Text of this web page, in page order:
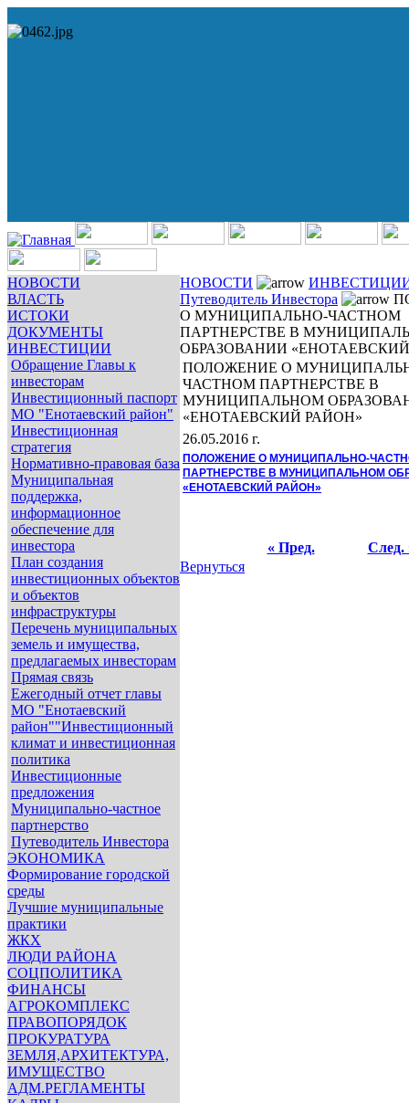
НОВОСТИ
ВЛАСТЬ
ИСТОКИ
ДОКУМЕНТЫ
ИНВЕСТИЦИИ
Обращение Главы к
инвесторам
Инвестиционный паспорт
МО "Енотаевский район"
Инвестиционная
стратегия
Нормативно-правовая база
Муниципальная
поддержка,
информационное
обеспечение для
инвестора
План создания
инвестиционных объектов
и объектов
инфраструктуры
Перечень муниципальных
земель и имущества,
предлагаемых инвесторам
Прямая связь
Ежегодный отчет главы
МО "Енотаевский
район""Инвестиционный
климат и инвестиционная
политика
Инвестиционные
предложения
Муниципально-частное
партнерство
Путеводитель Инвестора
ЭКОНОМИКА
Формирование городской
среды
Лучшие муниципальные
практики
ЖКХ
ЛЮДИ РАЙОНА
СОЦПОЛИТИКА
ФИНАНСЫ
АГРОКОМПЛЕКС
ПРАВОПОРЯДОК
ПРОКУРАТУРА
ЗЕМЛЯ,АРХИТЕКТУРА,
ИМУЩЕСТВО
АДМ.РЕГЛАМЕНТЫ
НОВОСТИ
Путеводитель Инвестора
О МУНИЦИПАЛЬНО-ЧАСТНОМ
ПАРТНЕРСТВЕ В
ОБРАЗОВАНИИ
ПОЛОЖЕНИЕ О
ЧАСТНОМ ПАРТНЕРСТВЕ В
МУНИЦИПАЛЬНОМ
«ЕНОТАЕВСКИЙ РАЙОН»
26.05.2016 г.
ПОЛОЖЕНИЕ О МУНИЦИПАЛЬНО-
ПАРТНЕРСТВЕ В МУНИЦИПАЛЬНОМ
«ЕНОТАЕВСКИЙ РАЙОН»
« Пред.
След.
Вернуться